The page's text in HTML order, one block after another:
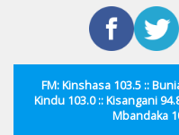
FM: Kinshasa 103.5 ::
Kindu 103.0 :: Kisangani
Mbandaka